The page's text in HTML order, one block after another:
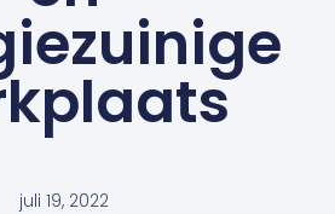
juli 19, 2022